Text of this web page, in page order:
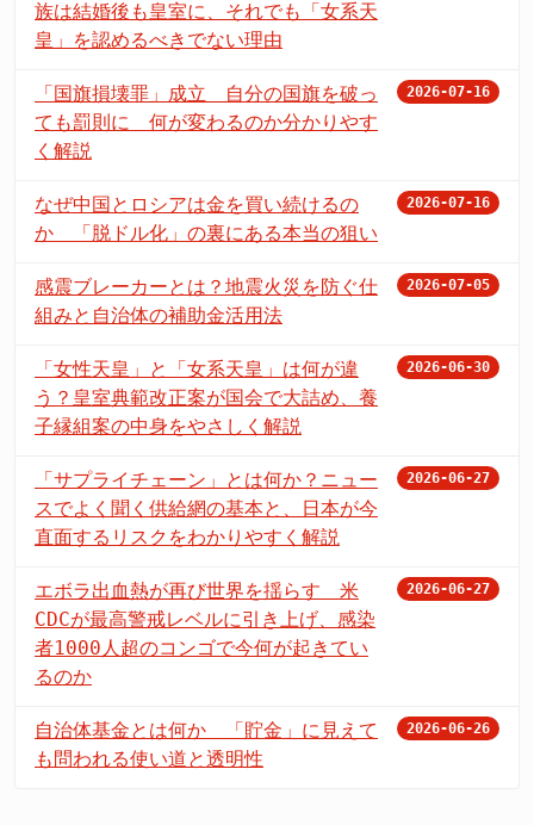
族は結婚後も皇室に、それでも「女系天
皇」を認めるべきでない理由
「国旗損壊罪」成立 自分の国旗を破っ
ても罰則に 何が変わるのか分かりやす
く解説
2026-07-16
なぜ中国とロシアは金を買い続けるの
か 「脱ドル化」の裏にある本当の狙い
2026-07-16
感震ブレーカーとは？地震火災を防ぐ仕
組みと自治体の補助金活用法
2026-07-05
「女性天皇」と「女系天皇」は何が違
う？皇室典範改正案が国会で大詰め、養
子縁組案の中身をやさしく解説
2026-06-30
「サプライチェーン」とは何か？ニュー
スでよく聞く供給網の基本と、日本が今
直面するリスクをわかりやすく解説
2026-06-27
エボラ出血熱が再び世界を揺らす 米
CDCが最高警戒レベルに引き上げ、感染
者1000人超のコンゴで今何が起きてい
るのか
2026-06-27
自治体基金とは何か 「貯金」に見えて
も問われる使い道と透明性
2026-06-26